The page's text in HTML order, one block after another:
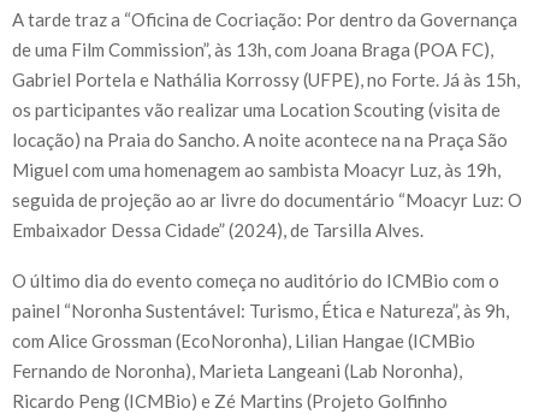
A tarde traz a “Oficina de Cocriação: Por dentro da Governança
de uma Film Commission”, às 13h, com Joana Braga (POA FC),
Gabriel Portela e Nathália Korrossy (UFPE), no Forte. Já às 15h,
os participantes vão realizar uma Location Scouting (visita de
locação) na Praia do Sancho. A noite acontece na na Praça São
Miguel com uma homenagem ao sambista Moacyr Luz, às 19h,
seguida de projeção ao ar livre do documentário “Moacyr Luz: O
Embaixador Dessa Cidade” (2024), de Tarsilla Alves.
O último dia do evento começa no auditório do ICMBio com o
painel “Noronha Sustentável: Turismo, Ética e Natureza”, às 9h,
com Alice Grossman (EcoNoronha), Lilian Hangae (ICMBio
Fernando de Noronha), Marieta Langeani (Lab Noronha),
Ricardo Peng (ICMBio) e Zé Martins (Projeto Golfinho